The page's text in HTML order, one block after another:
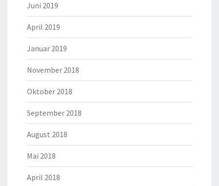
Juni 2019
April 2019
Januar 2019
November 2018
Oktober 2018
September 2018
August 2018
Mai 2018
April 2018